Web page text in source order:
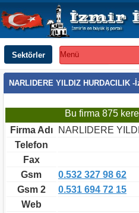
Sektörler Menü
NARLIDERE YILDIZ HURDACILIK
Bu firma 875
Firma Adı
NARLIDERE
Telefon
Fax
Gsm
0.532 327 98 62
Gsm 2
0.531 694 72 15
Web